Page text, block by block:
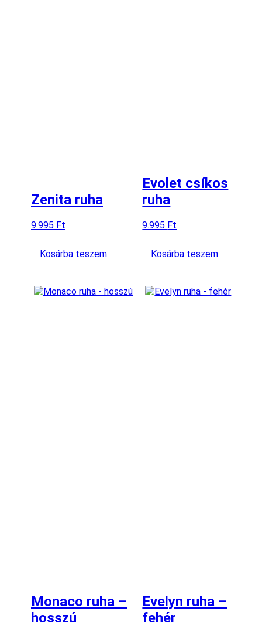
Zenita ruha
9.995 Ft
Kosárba teszem
Evolet csíkos
ruha
9.995 Ft
Kosárba teszem
Monaco ruha –
hosszú
Evelyn ruha –
fehér